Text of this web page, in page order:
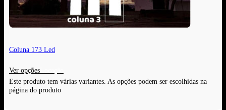
Coluna 173 Led
Ver opções
Este produto tem várias variantes. As opções podem ser escolhidas na
página do produto